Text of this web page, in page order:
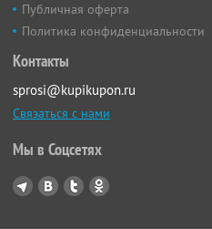
Публичная оферта
Политика конфиденциальности
Контакты
sprosi@kupikupon.ru
Связаться с нами
Мы в Соцсетях